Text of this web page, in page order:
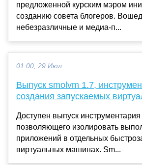
предложенной курским мэром
созданию совета блогеров.
небезразличные и медиа-п...
01:00, 29 Июл
Выпуск smolvm 1.7,
создания запускаемых
Доступен выпуск
позволяющего изолировать
приложений в отдельных
виртуальных машинах. Sm...